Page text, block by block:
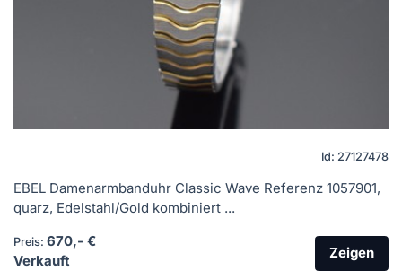
Id: 27127478
EBEL Damenarmbanduhr Classic Wave Referenz 1057901,
quarz, Edelstahl/Gold kombiniert ...
Preis: 670,- €
Verkauft
Zeigen